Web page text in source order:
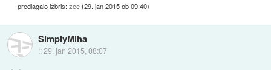
predlagalo izbris:zee(29. jan 2015 ob 09:40)
SimplyMiha
::29. jan 2015, 08:07